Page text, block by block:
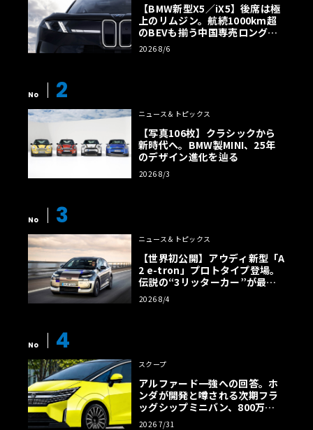
【BMW新型X5／iX5】後席は極
上のリムジン。航続1000km超
のBEVも揃う中国専売ロング仕
様の全貌
2026 8/6
No 2
ニュース＆トピックス
【写真106枚】クラシックから
新時代へ。BMW製MINI、25年
のデザイン進化を辿る
2026 8/3
No 3
ニュース＆トピックス
【世界初公開】アウディ新型「A
2 e-tron」プロトタイプ登場。
伝説の“3リッターカー”が最高
効率エントリーBEVとして復活
【画像38枚】
2026 8/4
No 4
スクープ
アルファード一強への回答。ホ
ンダが開発と噂される次期フラ
ッグシップミニバン、800万円
超の勝算【予想CG】
2026 7/31